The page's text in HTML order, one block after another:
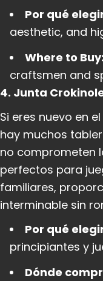
Por qué
aesthetic, and
Where to Buy:
craftsmen and
4. Junta
Si eres nuevo en
hay muchos
no comprometen
perfectos para
familiares,
interminable sin
Por qué
principiantes y
Dónde